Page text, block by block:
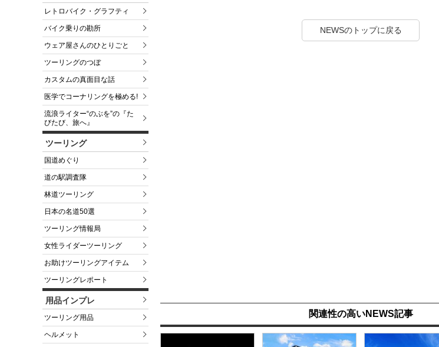
レトロバイク・グラフティ
バイク乗りの勘所
ウェア屋さんのひとりごと
ツーリングのつぼ
カスタムの真面目な話
医学でコーナリングを極める!
流浪ライター“のぶを”の『た
びたび、旅へ』
ツーリング
国道めぐり
道の駅調査隊
林道ツーリング
日本の名道50選
ツーリング情報局
女性ライダーツーリング
お助けツーリングアイテム
ツーリングレポート
用品インプレ
ツーリング用品
ヘルメット
NEWSのトップに戻る
関連性の高いNEWS記事